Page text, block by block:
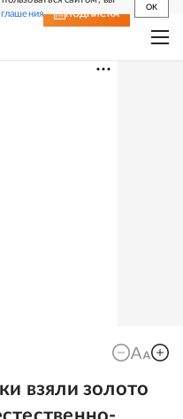
OK
ПОДПИСКА
взяли золото